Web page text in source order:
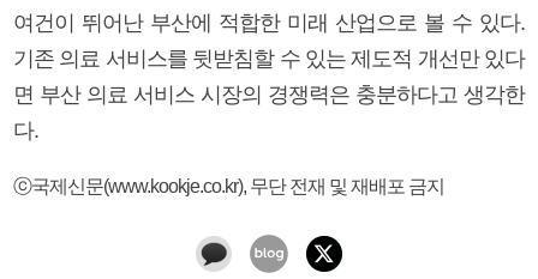
여건이 뛰어난 부산에 적합한 미래 산업으로 볼 수 있다.
기존 의료 서비스를 뒷받침할 수 있는 제도적 개선만 있다
면 부산 의료 서비스 시장의 경쟁력은 충분하다고 생각한
다.
ⓒ국제신문(www.kookje.co.kr), 무단 전재 및 재배포 금지